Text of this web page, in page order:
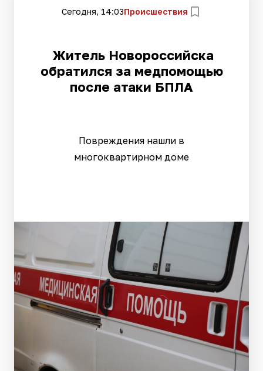
Сегодня, 14:03Происшествия
Житель Новороссийска
обратился за медпомощью
после атаки БПЛА
Повреждения нашли в
многоквартирном доме